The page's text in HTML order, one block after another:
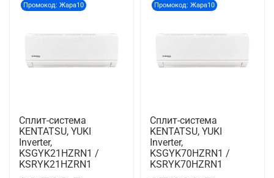
Промокод: Жара10
Сплит-система
KENTATSU, YUKI
Inverter,
KSGYK21HZRN1 /
KSRYK21HZRN1
Промокод: Жара10
Сплит-система
KENTATSU, YUKI
Inverter,
KSGYK70HZRN1 /
KSRYK70HZRN1